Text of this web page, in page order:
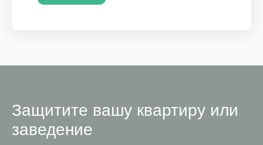
Защитите вашу квартиру или
заведение